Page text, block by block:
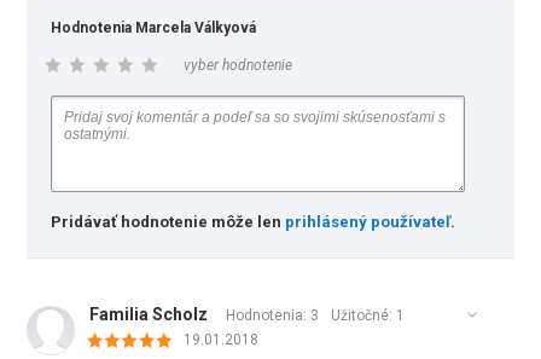
Hodnotenia Marcela Válkyová
vyber hodnotenie
Pridávať hodnotenie môže len prihlásený používateľ.
Familia Scholz Hodnotenia: 3 Užitočné: 1
19.01.2018